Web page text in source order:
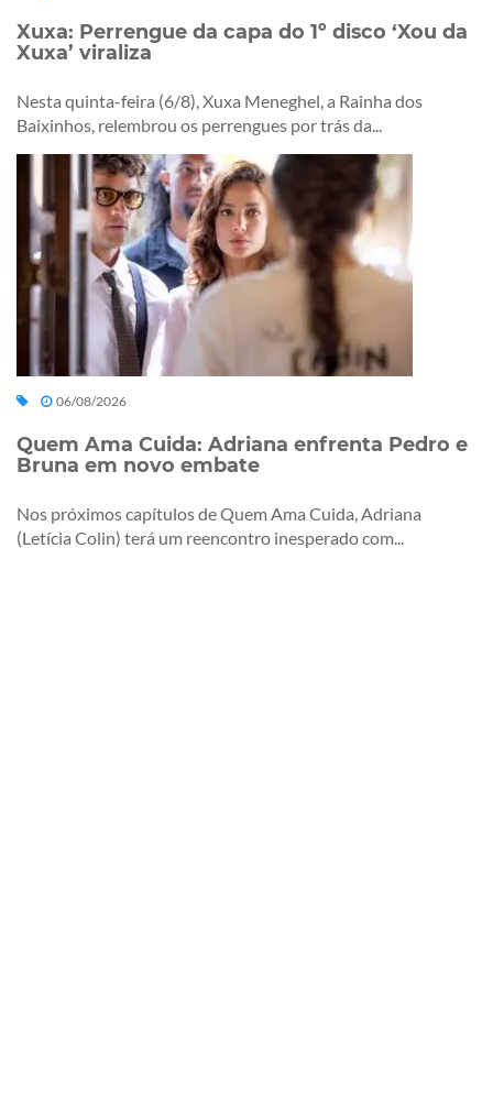
Xuxa: Perrengue da capa do 1º disco ‘Xou da
Xuxa’ viraliza
Nesta quinta-feira (6/8), Xuxa Meneghel, a Rainha dos
Baixinhos, relembrou os perrengues por trás da...
06/08/2026
Quem Ama Cuida: Adriana enfrenta Pedro e
Bruna em novo embate
Nos próximos capítulos de Quem Ama Cuida, Adriana
(Letícia Colin) terá um reencontro inesperado com...